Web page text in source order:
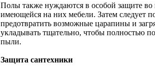
Полы также нуждаются в особой защите во
имеющейся на них мебели. Затем следует
предотвратить возможные царапины и
укладывать тщательно, чтобы полностью
пыли.
Защита сантехники